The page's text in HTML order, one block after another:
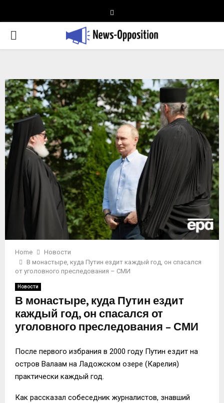
PRIMARY
Home
Новости
В монастыре, куда Путин ездит каждый год, он спасался
от уголовного преследования – СМИ
Новости
В монастыре, куда Путин ездит
каждый год, он спасался от
уголовного преследования – СМИ
После первого избрания в 2000 году Путин ездит на
остров Валаам на Ладожском озере (Карелия)
практически каждый год.
Как рассказал собеседник журналистов, знавший